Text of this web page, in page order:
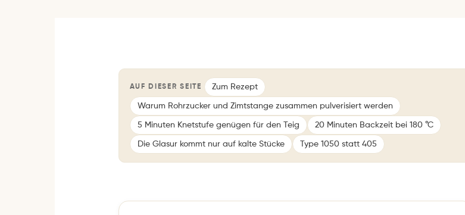
AUF DIESER SEITE Zum Rezept
Warum Rohrzucker und Zimtstange zusammen pulverisiert werden
5 Minuten Knetstufe genügen für den Teig 20 Minuten Backzeit bei 180 °C
Die Glasur kommt nur auf kalte Stücke Type 1050 statt 405